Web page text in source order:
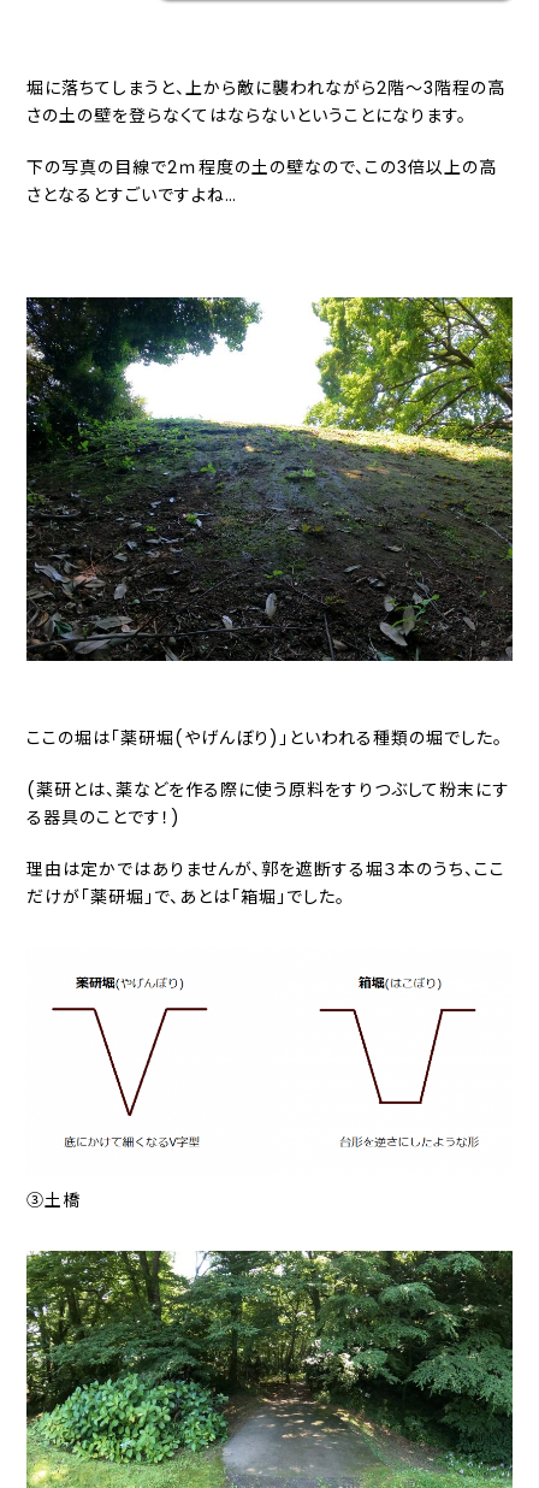
堀に落ちてしまうと、上から敵に襲われながら2階～3階程の高
さの土の壁を登らなくてはならないということになります。
下の写真の目線で2ｍ程度の土の壁なので、この3倍以上の高
さとなるとすごいですよね…
ここの堀は「薬研堀(やげんぼり)」といわれる種類の堀でした。
(薬研とは、薬などを作る際に使う原料をすりつぶして粉末にす
る器具のことです！)
理由は定かではありませんが、郭を遮断する堀３本のうち、ここ
だけが「薬研堀」で、あとは「箱堀」でした。
➂土橋